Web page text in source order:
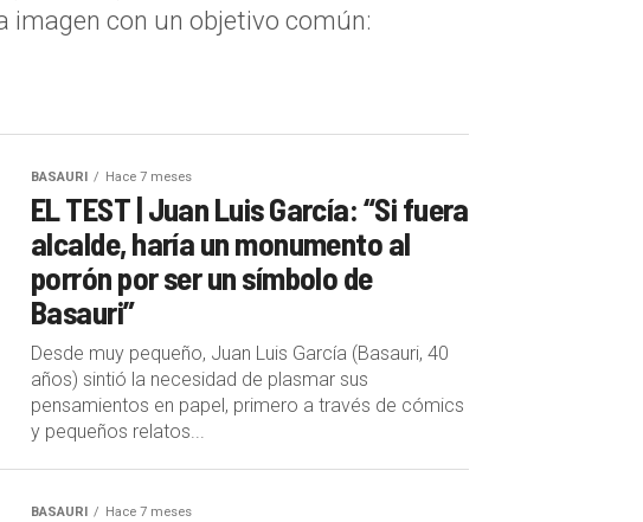
imagen con un objetivo común:
BASAURI Hace 7 meses
EL TEST | Juan Luis García: “Si fuera
alcalde, haría un monumento al
porrón por ser un símbolo de
Basauri”
Desde muy pequeño, Juan Luis García (Basauri, 40
años) sintió la necesidad de plasmar sus
pensamientos en papel, primero a través de cómics
y pequeños relatos...
BASAURI Hace 7 meses